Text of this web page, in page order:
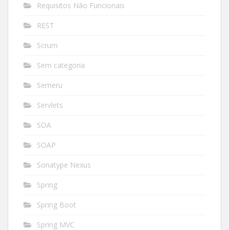
Requisitos Não Funcionais
REST
Scrum
Sem categoria
Semeru
Servlets
SOA
SOAP
Sonatype Nexus
Spring
Spring Boot
Spring MVC